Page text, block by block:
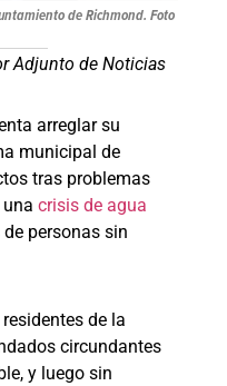
de Richmond. Foto
Adjunto de Noticias
arreglar su
municipal de
tras problemas
crisis de agua
personas sin
de la
circundantes
y luego sin